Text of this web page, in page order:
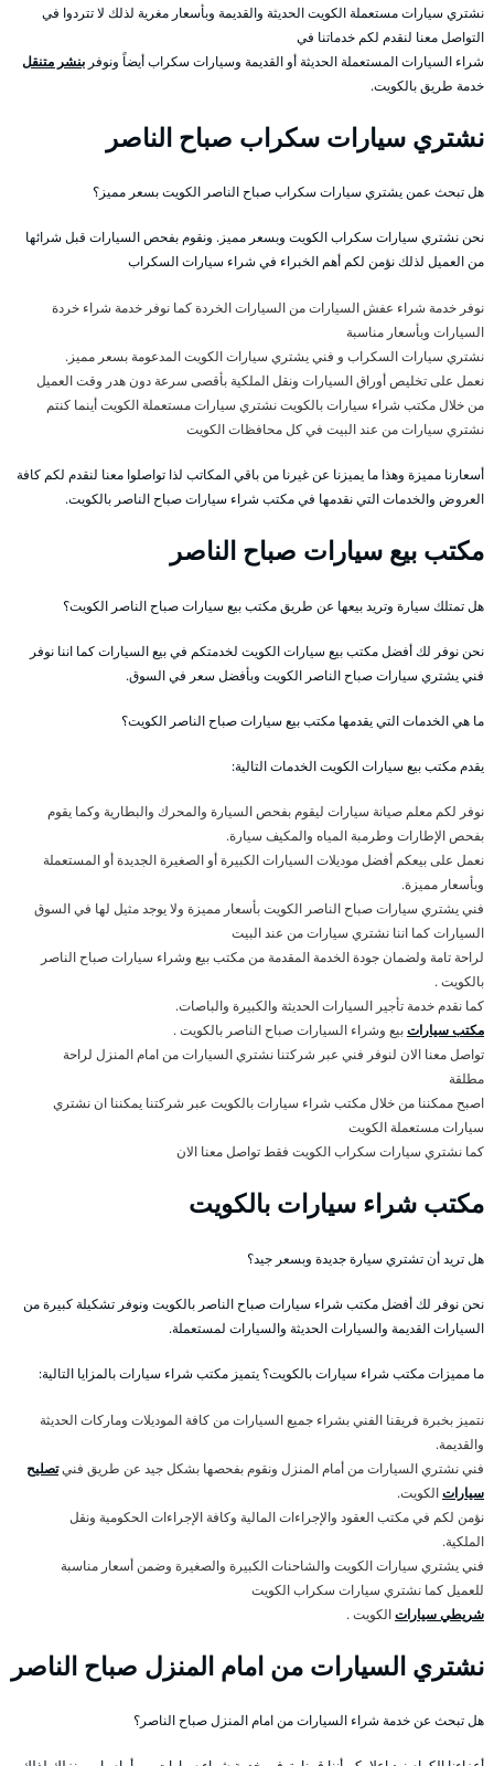
نشتري سيارات مستعملة الكويت الحديثة والقديمة وبأسعار مغرية لذلك لا تتردوا في
التواصل معنا لنقدم لكم خدماتنا في
شراء السيارات المستعملة الحديثة أو القديمة وسيارات سكراب أيضاً ونوفر بنشر متنقل
خدمة طريق بالكويت.
نشتري سيارات سكراب صباح الناصر
هل تبحث عمن يشتري سيارات سكراب صباح الناصر الكويت بسعر مميز؟
نحن نشتري سيارات سكراب الكويت وبسعر مميز. ونقوم بفحص السيارات قبل شرائها
من العميل لذلك نؤمن لكم أهم الخبراء في شراء سيارات السكراب
نوفر خدمة شراء عفش السيارات من السيارات الخردة كما نوفر خدمة شراء خردة
السيارات وبأسعار مناسبة
نشتري سيارات السكراب و فني يشتري سيارات الكويت المدعومة بسعر مميز.
نعمل على تخليص أوراق السيارات ونقل الملكية بأقصى سرعة دون هدر وقت العميل
من خلال مكتب شراء سيارات بالكويت نشتري سيارات مستعملة الكويت أينما كنتم
نشتري سيارات من عند البيت في كل محافظات الكويت
أسعارنا مميزة وهذا ما يميزنا عن غيرنا من باقي المكاتب لذا تواصلوا معنا لنقدم لكم كافة
العروض والخدمات التي نقدمها في مكتب شراء سيارات صباح الناصر بالكويت.
مكتب بيع سيارات صباح الناصر
هل تمتلك سيارة وتريد بيعها عن طريق مكتب بيع سيارات صباح الناصر الكويت؟
نحن نوفر لك أفضل مكتب بيع سيارات الكويت لخدمتكم في بيع السيارات كما اننا نوفر
فني يشتري سيارات صباح الناصر الكويت وبأفضل سعر في السوق.
ما هي الخدمات التي يقدمها مكتب بيع سيارات صباح الناصر الكويت؟
يقدم مكتب بيع سيارات الكويت الخدمات التالية:
نوفر لكم معلم صيانة سيارات ليقوم بفحص السيارة والمحرك والبطارية وكما يقوم
بفحص الإطارات وطرمبة المياه والمكيف سيارة.
نعمل على بيعكم أفضل موديلات السيارات الكبيرة أو الصغيرة الجديدة أو المستعملة
وبأسعار مميزة.
فني يشتري سيارات صباح الناصر الكويت بأسعار مميزة ولا يوجد مثيل لها في السوق
السيارات كما اننا نشتري سيارات من عند البيت
لراحة تامة ولضمان جودة الخدمة المقدمة من مكتب بيع وشراء سيارات صباح الناصر
بالكويت .
كما نقدم خدمة تأجير السيارات الحديثة والكبيرة والباصات.
مكتب سياراتبيع وشراء السيارات صباح الناصر بالكويت .
تواصل معنا الان لنوفر فني عبر شركتنا نشتري السيارات من امام المنزل لراحة
مطلقة
اصبح ممكننا من خلال مكتب شراء سيارات بالكويت عبر شركتنا يمكننا ان نشتري
سيارات مستعملة الكويت
كما نشتري سيارات سكراب الكويت فقط تواصل معنا الان
مكتب شراء سيارات بالكويت
هل تريد أن تشتري سيارة جديدة وبسعر جيد؟
نحن نوفر لك أفضل مكتب شراء سيارات صباح الناصر بالكويت ونوفر تشكيلة كبيرة من
السيارات القديمة والسيارات الحديثة والسيارات لمستعملة.
ما مميزات مكتب شراء سيارات بالكويت؟ يتميز مكتب شراء سيارات بالمزايا التالية:
نتميز بخبرة فريقنا الفني بشراء جميع السيارات من كافة الموديلات وماركات الحديثة
والقديمة.
فني نشتري السيارات من أمام المنزل ونقوم بفحصها بشكل جيد عن طريق فنيتصليح
سياراتالكويت.
نؤمن لكم في مكتب العقود والإجراءات المالية وكافة الإجراءات الحكومية ونقل
الملكية.
فني يشتري سيارات الكويت والشاحنات الكبيرة والصغيرة وضمن أسعار مناسبة
للعميل كما نشتري سيارات سكراب الكويت
شريطي سياراتالكويت .
نشتري السيارات من امام المنزل صباح الناصر
هل تبحث عن خدمة شراء السيارات من امام المنزل صباح الناصر؟